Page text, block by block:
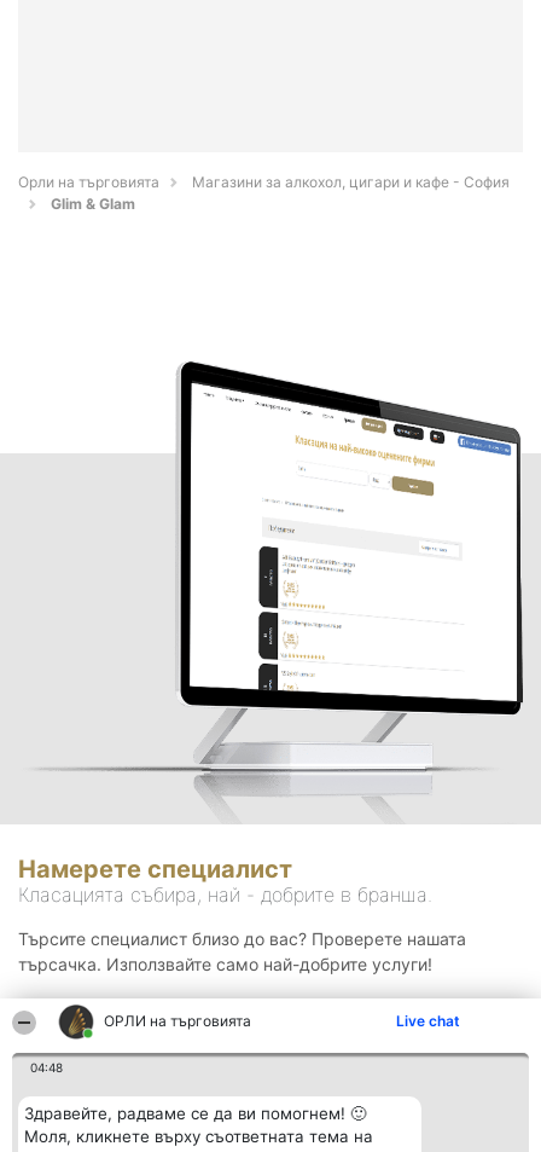
ОРЛИ на търговията Live chat
04:48
Здравейте, радваме се да ви помогнем! 🙂
Моля, кликнете върху съответната тема на
Орли на търговията
Магазини за алкохол, цигари и кафе - София
Glim & Glam
Намерете специалист
Класацията събира, най - добрите в бранша.
Търсите специалист близо до вас? Проверете нашата
търсачка. Използвайте само най-добрите услуги!